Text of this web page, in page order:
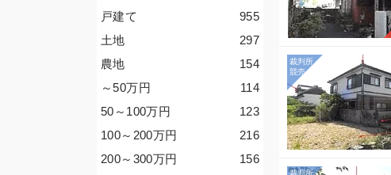
955
戸建て
297
土地
154
農地
114
～50万円
123
50～100万円
216
100～200万円
156
200～300万円